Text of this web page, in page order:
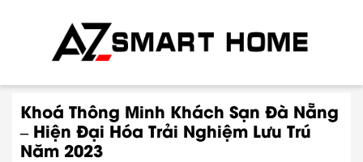
Khoá Thông Minh Khách Sạn Đà Nẵng
– Hiện Đại Hóa Trải Nghiệm Lưu Trú
Năm 2023